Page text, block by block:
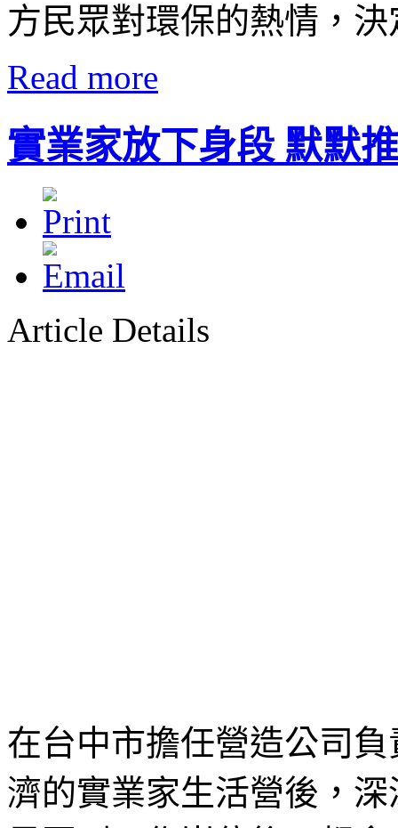
方民眾對環保的熱情，
Read more
實業家放下身段 默默
Article Details
在台中市擔任營造公司
濟的實業家生活營後，